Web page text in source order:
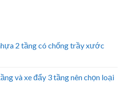
2 tầng có chống trầy xước
và xe đẩy 3 tầng nên chọn loại